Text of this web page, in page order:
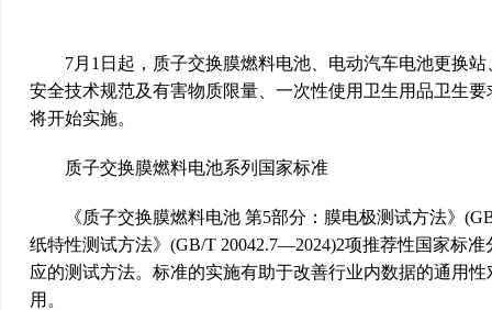
7月1日起，质子交换膜燃料电池、电动汽车电池更换站
安全技术规范及有害物质限量、一次性使用卫生用品卫生
将开始实施。
质子交换膜燃料电池系列国家标准
《质子交换膜燃料电池 第5部分：膜电极测试方法》
纸特性测试方法》(GB/T 20042.7—2024)2项推荐性国家标
应的测试方法。标准的实施有助于改善行业内数据的通用
用。